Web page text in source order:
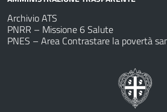
Archivio ATS
PNRR – Missione 6 Salute
PNES – Area Contrastare la povertà